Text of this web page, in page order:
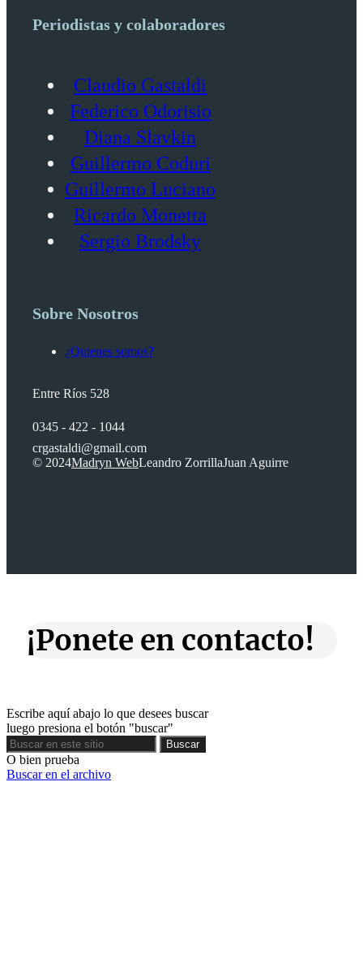
Periodistas y colaboradores
Claudio Gastaldi
Federico Odorisio
Diana Slavkin
Guillermo Coduri
Guillermo Luciano
Ricardo Monetta
Sergio Brodsky
Sobre Nosotros
¿Quienes somos?
Entre Ríos 528
0345 - 422 - 1044
crgastaldi@gmail.com
© 2024Madryn WebLeandro ZorrillaJuan Aguirre
¡Ponete en contacto!
Escribe aquí abajo lo que desees buscar
luego presiona el botón "buscar"
Buscar
Buscar
O bien prueba
Buscar en el archivo